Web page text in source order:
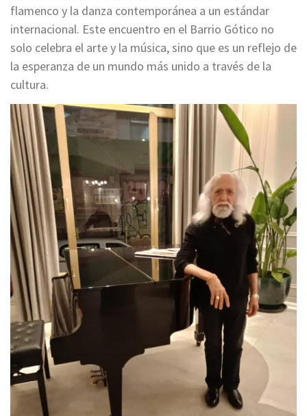
flamenco y la danza contemporánea a un estándar
internacional. Este encuentro en el Barrio Gótico no
solo celebra el arte y la música, sino que es un reflejo de
la esperanza de un mundo más unido a través de la
cultura.